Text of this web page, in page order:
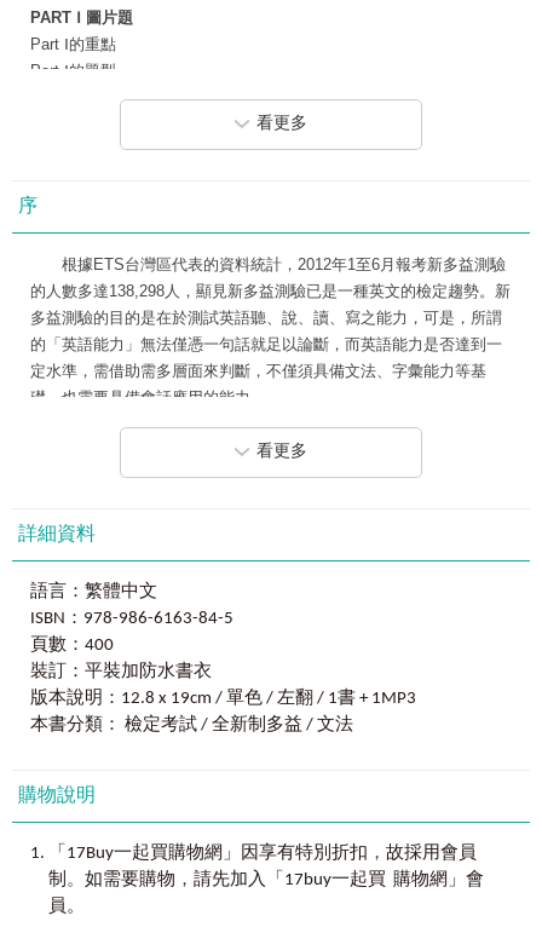
驚人銷售量，為答謝廣大讀者對《完全命中TOEIC多益文法》的愛
戴，決定將此書增加修訂，以書名《完全命中NEW TOEIC新多益文
新多益要拿高分，就要摸透出題老師的「出題方向」和「出題慣
TOEIC新多益文法（修訂版）》你敢上考場嗎？
●電腦嚴選新多益測驗最常考的各類題型內容，絕不誇大，保證
900分以上！
彙整並完整收錄新多益測驗中各類常考及必考題型，一一為讀者
詳細解說，從解析中延伸出相關的學習及考試重點，幫助讀者統整並
掌握更多新多益測驗中的文法概念。電腦嚴選的高命中率題型及精闢
解析的詳解，絕對一試就中。
詳細的範例解說，讓讀者先理解各大題型中的文法重點提示，再熟讀
每一例題的範例詳解，最後配合大量的練習題演練，學習成效絕對
強。
●「聽力強化功能」提升聽力，熟悉英文語調及語速，聽懂英文題
新多益考題不只有閱讀測驗，聽力測驗更是考試重點。本書將新
藉由仿真模擬試題熟悉新多益測驗中的英文語調及語速，保證英文聽
力瞬間提升，聽懂新多益測驗聽力考題不再是難事。
PART Ⅰ 圖片題
Part Ⅰ的重點
Part Ⅰ的題型
●Part Ⅰ聽力練習．模擬測驗區解答
PART Ⅱ 問答題
Part Ⅱ的重點
Part Ⅱ的題型
1.以疑問詞開頭的疑問句
2.一般疑問句（用 Yes/No 回答的問句）
●Part Ⅱ 聽力練習．模擬測驗區解答
PART Ⅲ 對話題
1.以Where開頭的問句
3.以Why開頭的問句
5.以When開頭的問句
6.以Who開頭的問句
7.以Which開頭的問句
●換句話說大觀園
PART Ⅳ 短文題
1.以Where開頭的問句
2.以When開頭的問句
3.以What開頭的問句
4.以Who開頭的問句
●各式場合用字大觀園
看更多
序
根據ETS台灣區代表的資料統計，2012年1至6月報考新多益測驗
的人數多達138,298人，顯見新多益測驗已是一種英文的檢定趨勢。新
多益測驗的目的是在於測試英語聽、說、讀、寫之能力，可是，所謂
的「英語能力」無法僅憑一句話就足以論斷，而英語能力是否達到一
定水準，需借助需多層面來判斷，不僅須具備文法、字彙能力等基
礎，也需要具備會話應用的能力。
《完全命中NEW TOEIC新多益文法（修訂版）》一書共分成六
大部分，目的在於幫助讀者及考生精確測試是否具備各項基本且重要
新多益測驗的出題方向。練習題的編寫原則，主要是期望讓所有考生
都能輕鬆地學習並掌握考試重點，達到考前衝刺求勝的目標。《完全
命中NEW TOEIC新多益文法（修訂版）》中的練習題或許會有讀者
及考生不懂的文法或字彙，但搭配詳盡紮實的文法解析和譯文，相信
能幫助讀者及考生解開疑惑，順利應試。
當然，要戰勝新多益測驗，踏實地準備必考項目是很重要的關
鍵。真心希望我識出版社所出版的《完全命中NEW TOEIC新多益文
新多益文法（修訂版）》當成文法複習或是考前的衝刺用書，好好地
充分活用此書籍。
看更多
詳細資料
語言：繁體中文
ISBN：978-986-6163-84-5
頁數：400
裝訂：平裝加防水書衣
版本說明：12.8 x 19cm / 單色 / 左翻 / 1書 + 1MP3
本書分類： 檢定考試 / 全新制多益 / 文法
購物說明
「17Buy一起買購物網」因享有特別折扣 ， 故採用會員
制 。 如需要購物 ， 請先加入「17buy一起買 購物網」會
員。